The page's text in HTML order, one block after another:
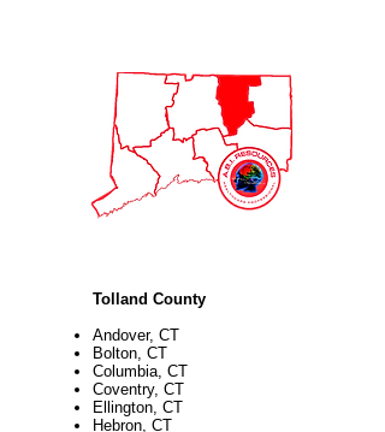
Tolland County
Andover, CT
Bolton, CT
Columbia, CT
Coventry, CT
Ellington, CT
Hebron, CT